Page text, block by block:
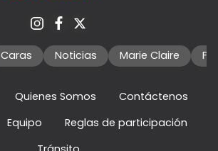
Caras Noticias Marie Claire
Quienes Somos
Contáctenos
Equipo
Reglas de participación